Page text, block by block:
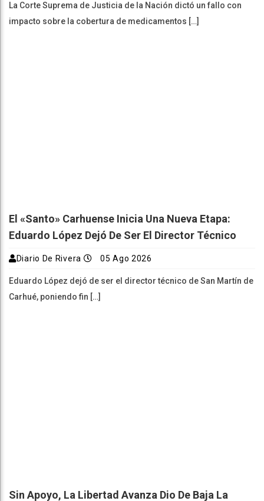
La Corte Suprema de Justicia de la Nación dictó un fallo con
impacto sobre la cobertura de medicamentos […]
El «Santo» Carhuense Inicia Una Nueva Etapa:
Eduardo López Dejó De Ser El Director Técnico
Diario De Rivera 05 Ago 2026
Eduardo López dejó de ser el director técnico de San Martín de
Carhué, poniendo fin […]
Sin Apoyo, La Libertad Avanza Dio De Baja La